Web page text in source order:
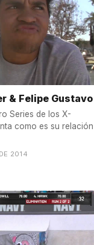
& Felipe Gustavo
Series de los X-
como es su relación
2014